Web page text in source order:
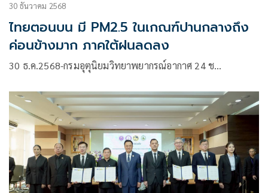
30 ธันวาคม 2568
ไทยตอนบน มี PM2.5 ในเกณฑ์ปานกลางถึง
ค่อนข้างมาก ภาคใต้ฝนลดลง
30 ธ.ค.2568-กรมอุตุนิยมวิทยาพยากรณ์อากาศ 24 ช…